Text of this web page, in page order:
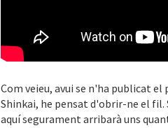
Com veieu, avui se n'ha publicat
Shinkai, he pensat d'obrir-ne el fil.
aquí segurament arribarà uns